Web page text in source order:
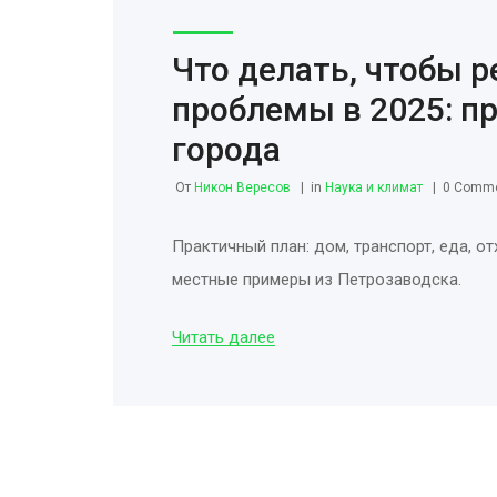
Что делать, чтобы
проблемы в 2025:
города
От Никон Вересов in Наука и климат 0
Практичный план: дом, транспорт, еда,
местные примеры из Петрозаводска.
Читать далее